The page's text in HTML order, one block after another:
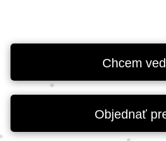
Chcem
Objednať